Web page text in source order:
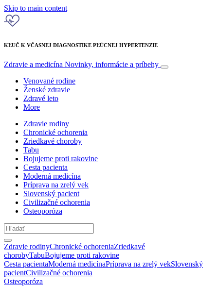
Skip to main content
KĽUČ K VČASNEJ DIAGNOSTIKE PĽÚCNEJ HYPERTENZIE
Zdravie a medicína Novinky, informácie a príbehy
Venované rodine
Ženské zdravie
Zdravé leto
More
Zdravie rodiny
Chronické ochorenia
Zriedkavé choroby
Tabu
Bojujeme proti rakovine
Cesta pacienta
Moderná medicína
Príprava na zrelý vek
Slovenský pacient
Civilizačné ochorenia
Osteoporóza
Zdravie rodinyChronické ochoreniaZriedkavé
chorobyTabuBojujeme proti rakovine
Cesta pacientaModerná medicínaPríprava na zrelý vekSlovenský
pacientCivilizačné ochorenia
Osteoporóza